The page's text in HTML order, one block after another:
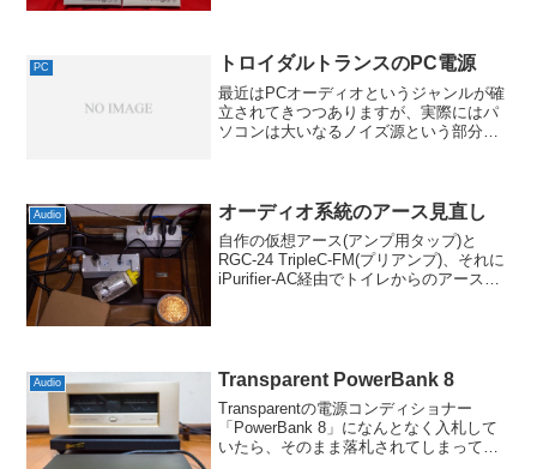
PC トロイダルトランスのPC電源
最近はPCオーディオというジャンルが確
立されてきつつありますが、実際にはパ
ソコンは大いなるノイズ源という部分も
の静音設計の専用P...
Audio オーディオ系統のアース見直し
自作の仮想アース(アンプ用タップ)と
RGC-24 TripleC-FM(プリアンプ)、それに
iPurifier-AC経由でトイレからのアース引
Audio Transparent PowerBank 8
Transparentの電源コンディショナー
「PowerBank 8」になんとなく入札して
いたら、そのまま落札されてしまってゲ